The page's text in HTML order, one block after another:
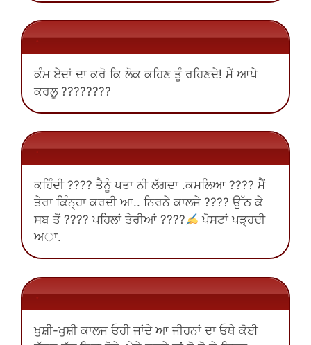
.
ਕੰਮ ਏਦਾਂ ਦਾ ਕਰੋ ਕਿ ਲੋਕ ਕਹਿਣ ਤੂੰ ਰਹਿਣਦੇ! ਮੈਂ ਆਪੇ
ਕਰਲੂ ????????
.
ਕਹਿੰਦੀ ???? ਤੈਨੂੰ ਪਤਾ ਨੀ ਲੱਗਦਾ .ਕਮਲਿਆ ???? ਮੈਂ
ਤੇਰਾ ਕਿੰਨ੍ਹਾ ਕਰਦੀ ਆ.. ਨਿਰਨੇ ਕਾਲਜੇ ???? ਉੱਠ ਕੇ
ਸਬ ਤੋਂ ???? ਪਹਿਲਾਂ ਤੇਰੀਆਂ ????
ਪੋਸਟਾਂ ਪੜ੍ਹਦੀ
ਅਾ.
.
ਖੁਸ਼ੀ-ਖੁਸ਼ੀ ਕਾਲਜ ਓਹੀ ਜਾਂਦੇ ਆ ਜੀਹਨਾਂ ਦਾ ਓਥੇ ਕੋਈ